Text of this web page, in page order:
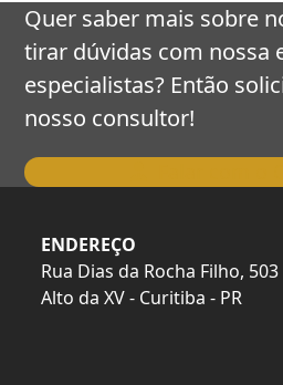
carousel
navigation
buttons
Quer saber mais sobre
tirar dúvidas com nossa
especialistas? Então
nosso consultor!
ENDEREÇO
Rua Dias da Rocha Filho, 503
Alto da XV - Curitiba - PR